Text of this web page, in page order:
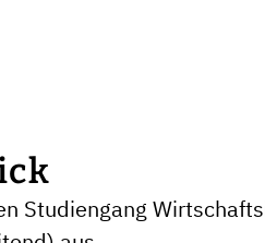
Studiengang